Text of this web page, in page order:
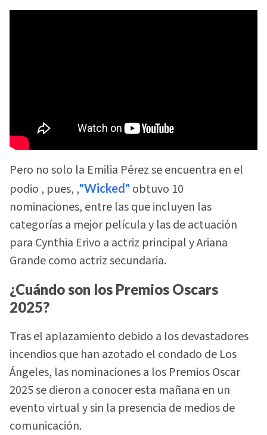
Pero no solo la Emilia Pérez se encuentra en el
podio , pues, ,"Wicked" obtuvo 10
nominaciones, entre las que incluyen las
categorías a mejor película y las de actuación
para Cynthia Erivo a actriz principal y Ariana
Grande como actriz secundaria.
¿Cuándo son los Premios Oscars
2025?
Tras el aplazamiento debido a los devastadores
incendios que han azotado el condado de Los
Ángeles, las nominaciones a los Premios Oscar
2025 se dieron a conocer esta mañana en un
evento virtual y sin la presencia de medios de
comunicación.